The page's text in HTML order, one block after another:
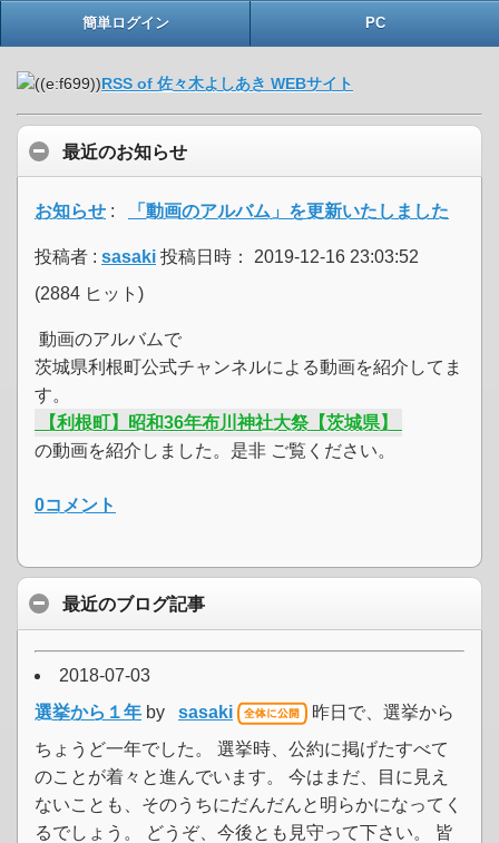
簡単ログイン PC
RSS of 佐々木よしあき WEBサイト
最近のお知らせ
お知らせ : 「動画のアルバム」を更新いたしました
投稿者 : sasaki 投稿日時： 2019-12-16 23:03:52
(2884 ヒット )
動画のアルバムで
茨城県利根町公式チャンネルによる動画を紹介してま
す。
【利根町】昭和36年布川神社大祭【茨城県】
の動画を紹介しました。是非 ご覧ください。
0コメント
最近のブログ記事
2018-07-03
選挙から１年 by sasaki
昨日で、選挙から
ちょうど一年でした。 選挙時、公約に掲げたすべて
のことが着々と進んでいます。 今はまだ、目に見え
ないことも、そのうちにだんだんと明らかになってく
るでしょう。 どうぞ、今後とも見守って下さい。 皆